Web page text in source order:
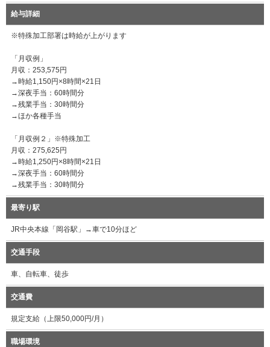
給与詳細
※特殊加工部署は時給が上がります
「月収例」
月収：253,575円
→時給1,150円×8時間×21日
→深夜手当：60時間分
→残業手当：30時間分
→ほか各種手当
「月収例２」※特殊加工
月収：275,625円
→時給1,250円×8時間×21日
→深夜手当：60時間分
→残業手当：30時間分
最寄り駅
JR中央本線「岡谷駅」→車で10分ほど
交通手段
車、自転車、徒歩
交通費
規定支給（上限50,000円/月）
職場環境